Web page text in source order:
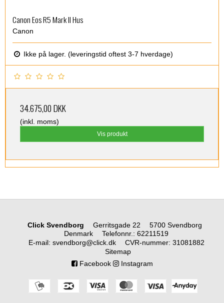
Canon Eos R5 Mark II Hus
Canon
Ikke på lager. (leveringstid oftest 3-7 hverdage)
34.675,00 DKK
(inkl. moms)
Vis produkt
Click Svendborg Gerritsgade 22
5700 Svendborg
Denmark
Telefonnr.: 62211519
E-mail: svendborg@click.dk CVR-nummer: 31081882
Sitemap
Facebook
Instagram